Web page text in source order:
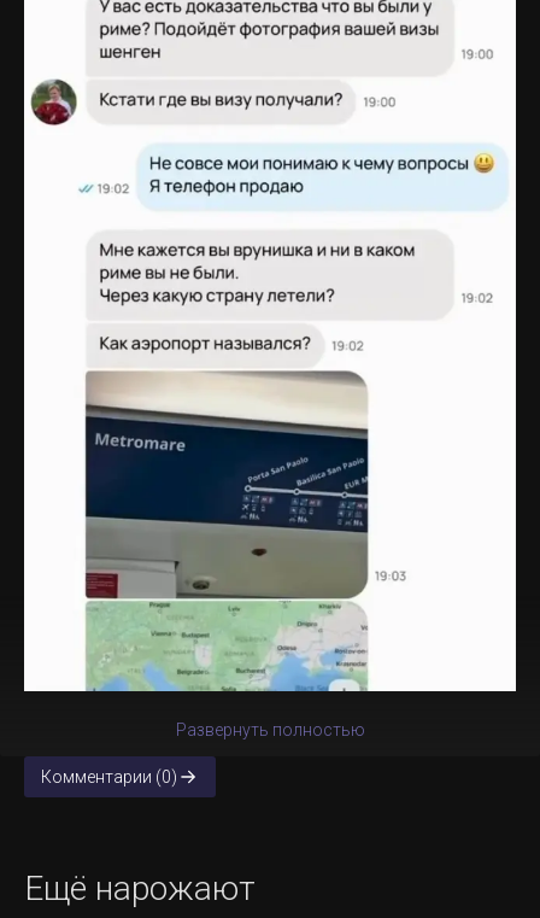
Развернуть полностью
Комментарии (0)
Ещё нарожают